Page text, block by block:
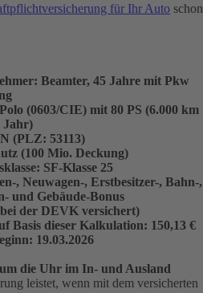
für Ihr Auto schon
: Beamter, 45 Jahre mit Pkw
(0603/CIE) mit 80 PS (6.000 km
Jahr)
(PLZ: 53113)
(100 Mio. Deckung)
: SF-Klasse 25
, Neuwagen-, Erstbesitzer-, Bahn-,
und Gebäude-Bonus
der DEVK versichert)
Basis dieser Kalkulation: 150,13 €
: 19.03.2026
die Uhr im In- und Ausland
leistet, wenn mit dem versicherten